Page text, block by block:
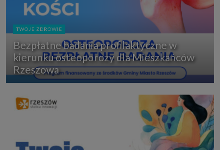
TWOJE ZDROWIE
Bezpłatne badania profilaktyczne w
kierunku osteoporozy dla Mieszkańców
Rzeszowa